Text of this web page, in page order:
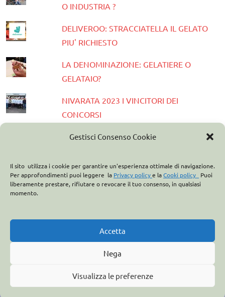
Gestisci Consenso Cookie
Il sito utilizza i cookie per garantire un'esperienza ottimale di navigazione.
Per approfondimenti puoi leggere la Privacy policye laCooki policy
Puoi
liberamente prestare, rifiutare o revocare il tuo consenso, in qualsiasi
momento.
Accetta
Nega
Visualizza le preferenze
O INDUSTRIA ?
DELIVEROO: STRACCIATELLA IL GELATO
PIU' RICHIESTO
LA DENOMINAZIONE: GELATIERE O
GELATAIO?
NIVARATA 2023 I VINCITORI DEI
CONCORSI
PRESENTATA LA GUIDA GELATERIE
ASSOCIAZIONE ITALIANA GELATIERI:
CASA OPTIMA PARTNER
CONO GELATO